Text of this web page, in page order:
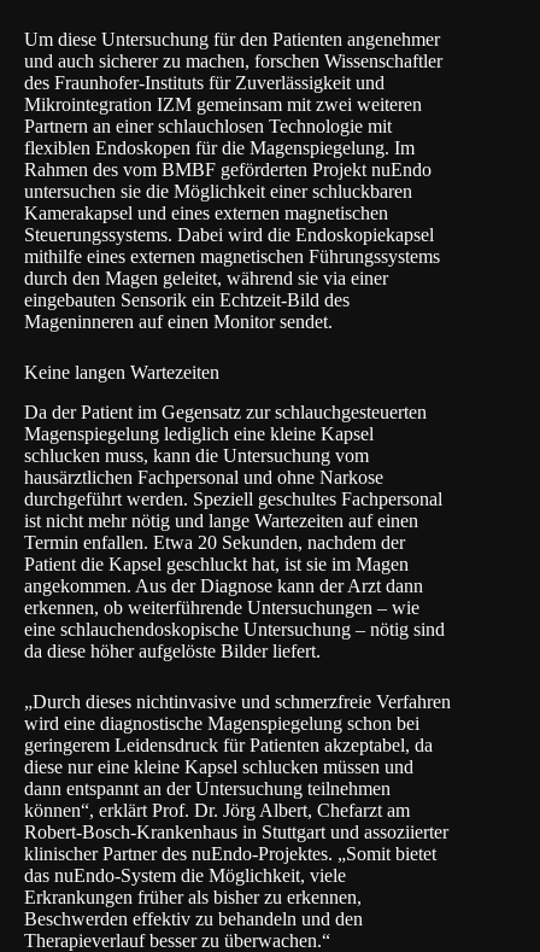
Um diese Untersuchung für den Patienten angenehmer
und auch sicherer zu machen, forschen Wissenschaftler
des Fraunhofer-Instituts für Zuverlässigkeit und
Mikrointegration IZM gemeinsam mit zwei weiteren
Partnern an einer schlauchlosen Technologie mit
flexiblen Endoskopen für die Magenspiegelung. Im
Rahmen des vom BMBF geförderten Projekt nuEndo
untersuchen sie die Möglichkeit einer schluckbaren
Kamerakapsel und eines externen magnetischen
Steuerungssystems. Dabei wird die Endoskopiekapsel
mithilfe eines externen magnetischen Führungssystems
durch den Magen geleitet, während sie via einer
eingebauten Sensorik ein Echtzeit-Bild des
Mageninneren auf einen Monitor sendet.
Keine langen Wartezeiten
Da der Patient im Gegensatz zur schlauchgesteuerten
Magenspiegelung lediglich eine kleine Kapsel
schlucken muss, kann die Untersuchung vom
hausärztlichen Fachpersonal und ohne Narkose
durchgeführt werden. Speziell geschultes Fachpersonal
ist nicht mehr nötig und lange Wartezeiten auf einen
Termin enfallen. Etwa 20 Sekunden, nachdem der
Patient die Kapsel geschluckt hat, ist sie im Magen
angekommen. Aus der Diagnose kann der Arzt dann
erkennen, ob weiterführende Untersuchungen – wie
eine schlauchendoskopische Untersuchung – nötig sind
da diese höher aufgelöste Bilder liefert.
„Durch dieses nichtinvasive und schmerzfreie Verfahren
wird eine diagnostische Magenspiegelung schon bei
geringerem Leidensdruck für Patienten akzeptabel, da
diese nur eine kleine Kapsel schlucken müssen und
dann entspannt an der Untersuchung teilnehmen
können“, erklärt Prof. Dr. Jörg Albert, Chefarzt am
Robert-Bosch-Krankenhaus in Stuttgart und assoziierter
klinischer Partner des nuEndo-Projektes. „Somit bietet
das nuEndo-System die Möglichkeit, viele
Erkrankungen früher als bisher zu erkennen,
Beschwerden effektiv zu behandeln und den
Therapieverlauf besser zu überwachen.“